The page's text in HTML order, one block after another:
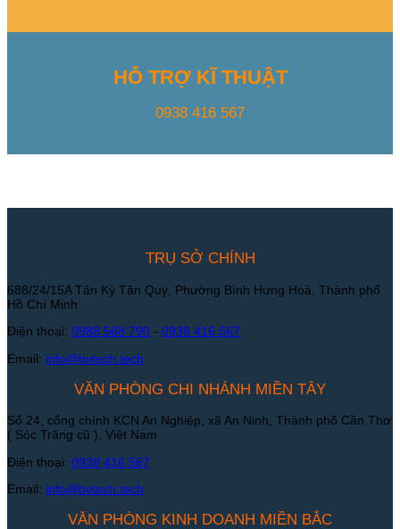
HỖ TRỢ KĨ THUẬT
0938 416 567
TRỤ SỞ CHÍNH
688/24/15A Tân Kỳ Tân Quý, Phường Bình Hưng Hoà, Thành phố
Hồ Chí Minh
Điện thoại: 0988 568 790 - 0938 416 567
Email: info@bvtech.tech
VĂN PHÒNG CHI NHÁNH MIỀN TÂY
Số 24, cổng chính KCN An Nghiệp, xã An Ninh, Thành phố Cần Thơ
( Sóc Trăng cũ ), Việt Nam
Điện thoại: 0938 416 567
Email: info@bvtech.tech
VĂN PHÒNG KINH DOANH MIỀN BẮC